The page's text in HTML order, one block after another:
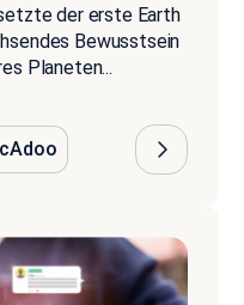
der erste Earth
Bewusstsein
Planeten...